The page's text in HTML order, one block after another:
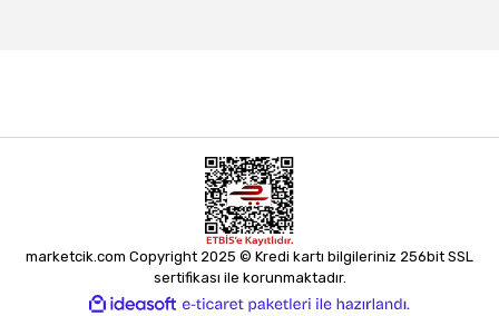
marketcik.com Copyright 2025 © Kredi kartı bilgileriniz 256bit SSL
sertifikası ile korunmaktadır.
ideasoft e-